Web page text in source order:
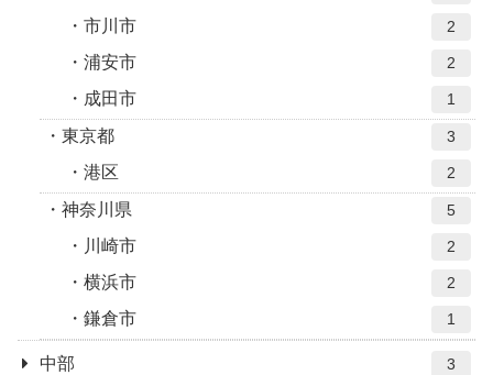
市川市 2
浦安市 2
成田市 1
東京都 3
港区 2
神奈川県 5
川崎市 2
横浜市 2
鎌倉市 1
中部 3